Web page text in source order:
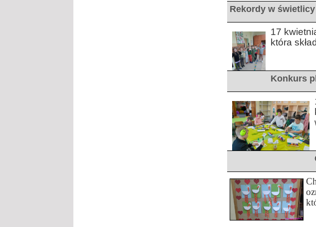
Rekordy w świetlicy
17
która
Konkurs